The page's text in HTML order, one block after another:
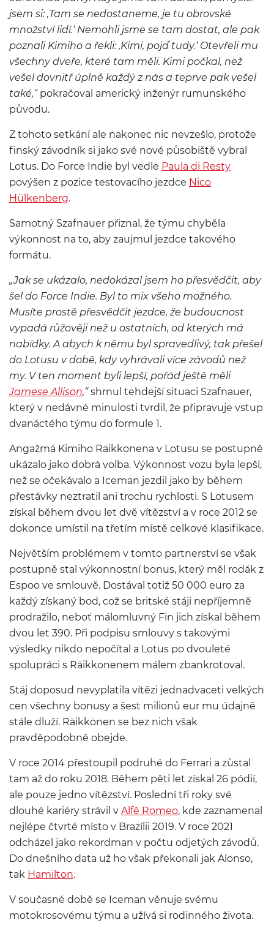
jsem si: ‚Tam se nedostaneme, je tu obrovské
množství lidí.‘ Nemohli jsme se tam dostat, ale pak
poznali Kimiho a řekli: ‚Kimi, pojď tudy.‘ Otevřeli mu
všechny dveře, které tam měli. Kimi počkal, než
vešel dovnitř úplně každý z nás a teprve pak vešel
také,“pokračoval americký inženýr rumunského
původu.
Z tohoto setkání ale nakonec nic nevzešlo, protože
finský závodník si jako své nové působiště vybral
Lotus. Do Force Indie byl vedle Paula di Resty
povýšen z pozice testovacího jezdce Nico
Hülkenberg.
Samotný Szafnauer přiznal, že týmu chyběla
výkonnost na to, aby zaujmul jezdce takového
formátu.
„Jak se ukázalo, nedokázal jsem ho přesvědčit, aby
šel do Force Indie. Byl to mix všeho možného.
Musíte prostě přesvědčit jezdce, že budoucnost
vypadá růžověji než u ostatních, od kterých má
nabídky. A abych k němu byl spravedlivý, tak přešel
do Lotusu v době, kdy vyhrávali více závodů než
my. V ten moment byli lepší, pořád ještě měli
Jamese Allison,“shrnul tehdejší situaci Szafnauer,
který v nedávné minulosti tvrdil, že připravuje vstup
dvanáctého týmu do formule 1.
Angažmá Kimiho Räikkonena v Lotusu se postupně
ukázalo jako dobrá volba. Výkonnost vozu byla lepší,
než se očekávalo a Iceman jezdil jako by během
přestávky neztratil ani trochu rychlosti. S Lotusem
získal během dvou let dvě vítězství a v roce 2012 se
dokonce umístil na třetím místě celkové klasifikace.
Největším problémem v tomto partnerství se však
postupně stal výkonnostní bonus, který měl rodák z
Espoo ve smlouvě. Dostával totiž 50 000 euro za
každý získaný bod, což se britské stáji nepříjemně
prodražilo, neboť málomluvný Fin jich získal během
dvou let 390. Při podpisu smlouvy s takovými
výsledky nikdo nepočítal a Lotus po dvouleté
spolupráci s Räikkonenem málem zbankrotoval.
Stáj doposud nevyplatila vítězi jednadvaceti velkých
cen všechny bonusy a šest milionů eur mu údajně
stále dluží. Räikkönen se bez nich však
pravděpodobně obejde.
V roce 2014 přestoupil podruhé do Ferrari a zůstal
tam až do roku 2018. Během pěti let získal 26 pódií,
ale pouze jedno vítězství. Poslední tři roky své
dlouhé kariéry strávil v Alfě Romeo, kde zaznamenal
nejlépe čtvrté místo v Brazílii 2019. V roce 2021
odcházel jako rekordman v počtu odjetých závodů.
Do dnešního data už ho však překonali jak Alonso,
tak Hamilton.
V současné době se Iceman věnuje svému
motokrosovému týmu a užívá si rodinného života.